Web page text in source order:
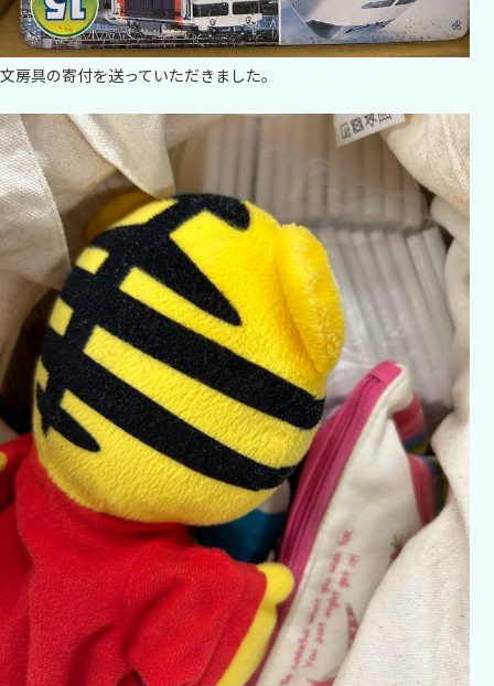
文房具の寄付を送っていただきました。